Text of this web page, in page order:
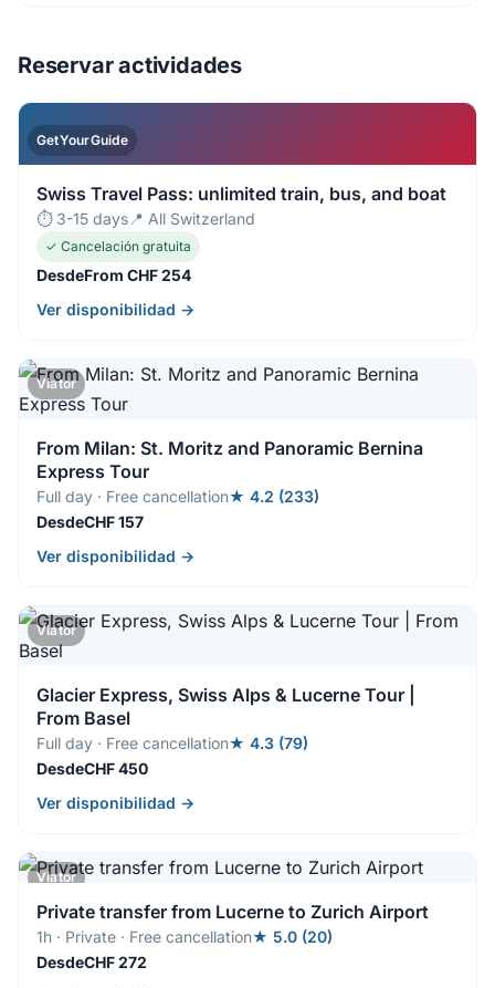
Reservar actividades
GetYourGuide
Swiss Travel Pass: unlimited train, bus, and boat
⏱ 3-15 days📍 All Switzerland
✓ Cancelación gratuita
DesdeFrom CHF 254
Ver disponibilidad →
Viator
From Milan: St. Moritz and Panoramic Bernina
Express Tour
Full day · Free cancellation★ 4.2 (233)
DesdeCHF 157
Ver disponibilidad →
Viator
Glacier Express, Swiss Alps & Lucerne Tour |
From Basel
Full day · Free cancellation★ 4.3 (79)
DesdeCHF 450
Ver disponibilidad →
Viator
Private transfer from Lucerne to Zurich Airport
1h · Private · Free cancellation★ 5.0 (20)
DesdeCHF 272